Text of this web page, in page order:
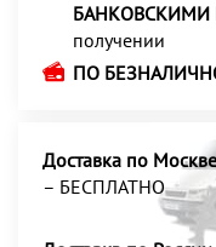
БАНКОВСКИМИ
получении
ПО
Доставка по
– БЕСПЛАТНО